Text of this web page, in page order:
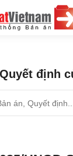
định